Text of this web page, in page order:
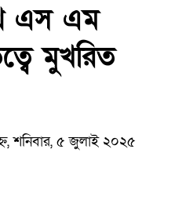
এস এম
মুখরিত
শনিবার, ৫ জুলাই ২০২৫